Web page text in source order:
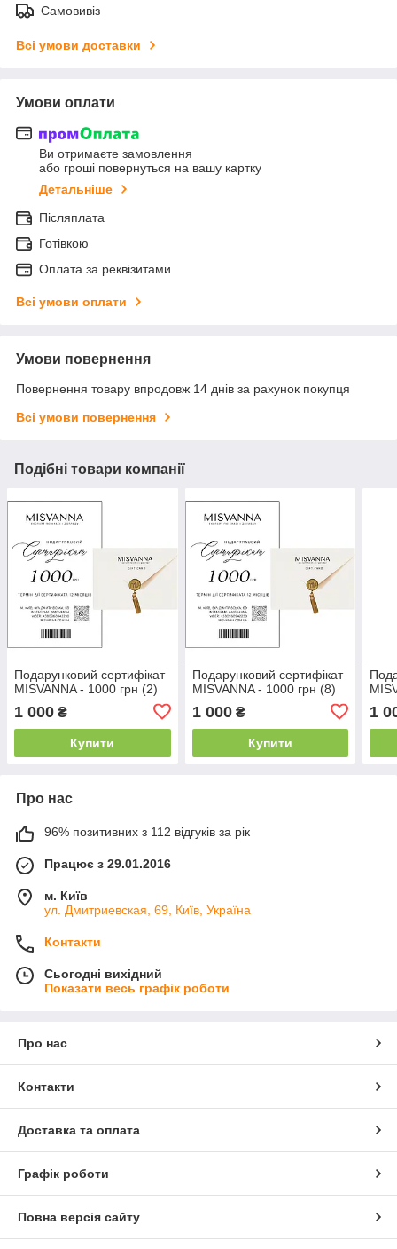
Самовивіз
Всі умови доставки
Умови оплати
Ви отримаєте замовлення
або гроші повернуться на вашу картку
Детальніше
Післяплата
Готівкою
Оплата за реквізитами
Всі умови оплати
Умови повернення
Повернення товару впродовж 14 днів за рахунок покупця
Всі умови повернення
Подібні товари компанії
Подарунковий сертифікат
MISVANNA - 1000 грн (2)
1 000 ₴
Купити
Подарунковий сертифікат
MISVANNA - 1000 грн (8)
1 000₴
Купити
1
Про нас
96% позитивних з 112 відгуків за рік
Працює з 29.01.2016
м. Київ
ул. Дмитриевская, 69, Київ, Україна
Контакти
Сьогодні вихідний
Показати весь графік роботи
Про нас
Контакти
Доставка та оплата
Графік роботи
Повна версія сайту